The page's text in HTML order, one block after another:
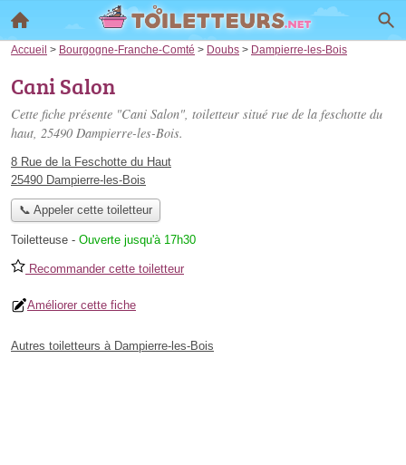
Accueil > Bourgogne-Franche-Comté > Doubs > Dampierre-les-Bois
Cani Salon
Cette fiche présente "Cani Salon", toiletteur situé rue de la feschotte du
haut, 25490 Dampierre-les-Bois.
8 Rue de la Feschotte du Haut
25490 Dampierre-les-Bois
📞 Appeler cette toiletteur
Toiletteuse - Ouverte jusqu'à 17h30
Recommander cette toiletteur
Améliorer cette fiche
Autres toiletteurs à Dampierre-les-Bois